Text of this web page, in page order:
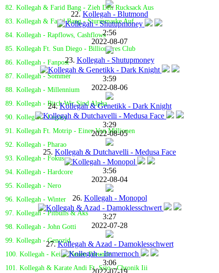
82. Kollegah & Farid Bang - Zieh Den Rucksack Aus
83. Kollegah & Farid Bang - Sturmmaske Auf
84. Kollegah - Rapflows, Cashflows
85. Kollegah Ft. Sun Diego - Billionaires Club
86. Kollegah - Fanpost
87. Kollegah - Sommer
88. Kollegah - Millennium
89. Kollegah - Bitch Wir Sind Alpha
90. Kollegah - Legacy
91. Kollegah Ft. Motrip - Einer Von Millionen
92. Kollegah - Pharao
93. Kollegah - Fokus
94. Kollegah - Hardcore
95. Kollegah - Nero
96. Kollegah - Winter
97. Kollegah - Pitbulls & Aks
98. Kollegah - John Gotti
99. Kollegah - Genozid
100. Kollegah - Keine Neuen Freunde
101. Kollegah & Karate Andi Ft. Ssio - Chronik Iii
22. Kollegah - Blutmond
2:56
2022-08-07
23. Kollegah - Shutupmoney
3:59
2022-08-06
24.Kollegah & Genetikk - Dark Knight
3:29
2022-08-05
25. Kollegah & Dutchavelli - Medusa Face
3:56
2022-08-04
26. Kollegah - Monopol
3:27
2022-07-28
27.Kollegah & Azad - Damoklesschwert
3:06
2022-07-19